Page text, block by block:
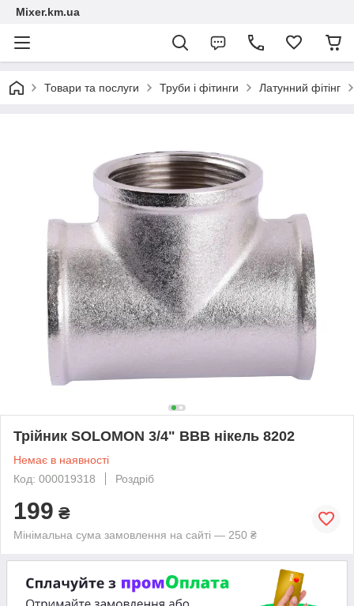
Mixer.km.ua
Товари та послуги Труби і фітинги Латунний фітінг
Трійник SOLOMON 3/4" ВВВ нікель 8202
Немає в наявності
Код: 000019318
Роздріб
199 ₴
Мінімальна сума замовлення на сайті — 250 ₴